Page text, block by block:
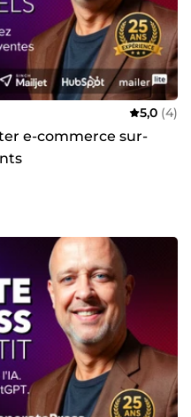
5,0 (4)
e-commerce sur-